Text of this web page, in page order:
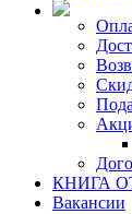
КНИГА
Вакансии